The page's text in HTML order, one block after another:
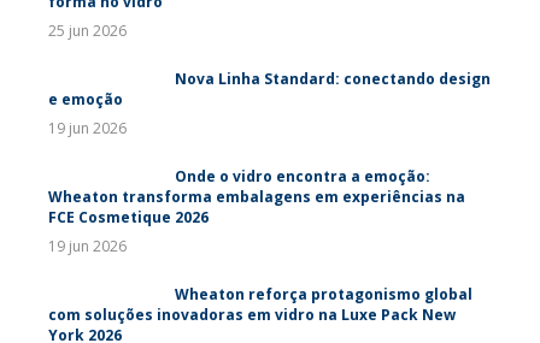
25 jun 2026
Nova Linha Standard: conectando design
e emoção
19 jun 2026
Onde o vidro encontra a emoção:
Wheaton transforma embalagens em experiências na
FCE Cosmetique 2026
19 jun 2026
Wheaton reforça protagonismo global
com soluções inovadoras em vidro na Luxe Pack New
York 2026